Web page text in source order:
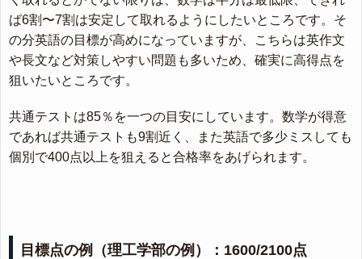
ば6割〜7割は安定して取れるようにしたいところです。そ
の分英語の目標が高めになっていますが、こちらは英作文
や長文など対策しやすい問題も多いため、確実に高得点を
狙いたいところです。
共通テストは85％を一つの目安にしています。数学が得意
であれば共通テストも9割近く、また英語で多少ミスしても
個別で400点以上を狙えると合格率をあげられます。
目標点の例（理工学部の例）：1600/2100点